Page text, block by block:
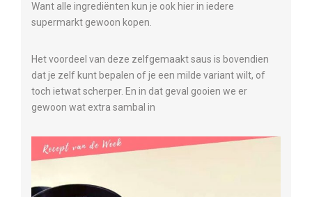
Want alle ingrediënten kun je ook hier in iedere
supermarkt gewoon kopen.
Het voordeel van deze zelfgemaakt saus is bovendien
dat je zelf kunt bepalen of je een milde variant wilt, of
toch ietwat scherper. En in dat geval gooien we er
gewoon wat extra sambal in